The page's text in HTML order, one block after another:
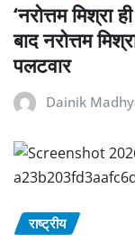
‘नरोत्तम
बाद नरोत्तम
पलटवार
Dainik
राष्ट्रीय